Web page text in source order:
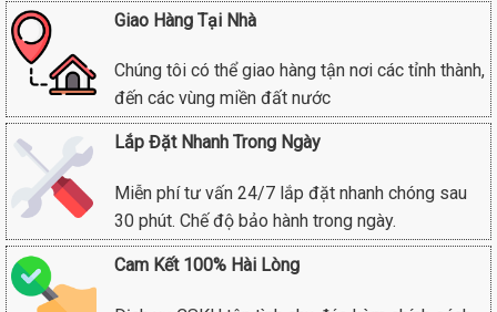
Giao Hàng Tại Nhà
Chúng tôi có thể giao hàng tận nơi các tỉnh thành,
đến các vùng miền đất nước
Lắp Đặt Nhanh Trong Ngày
Miễn phí tư vấn 24/7 lắp đặt nhanh chóng sau
30 phút. Chế độ bảo hành trong ngày.
Cam Kết 100% Hài Lòng